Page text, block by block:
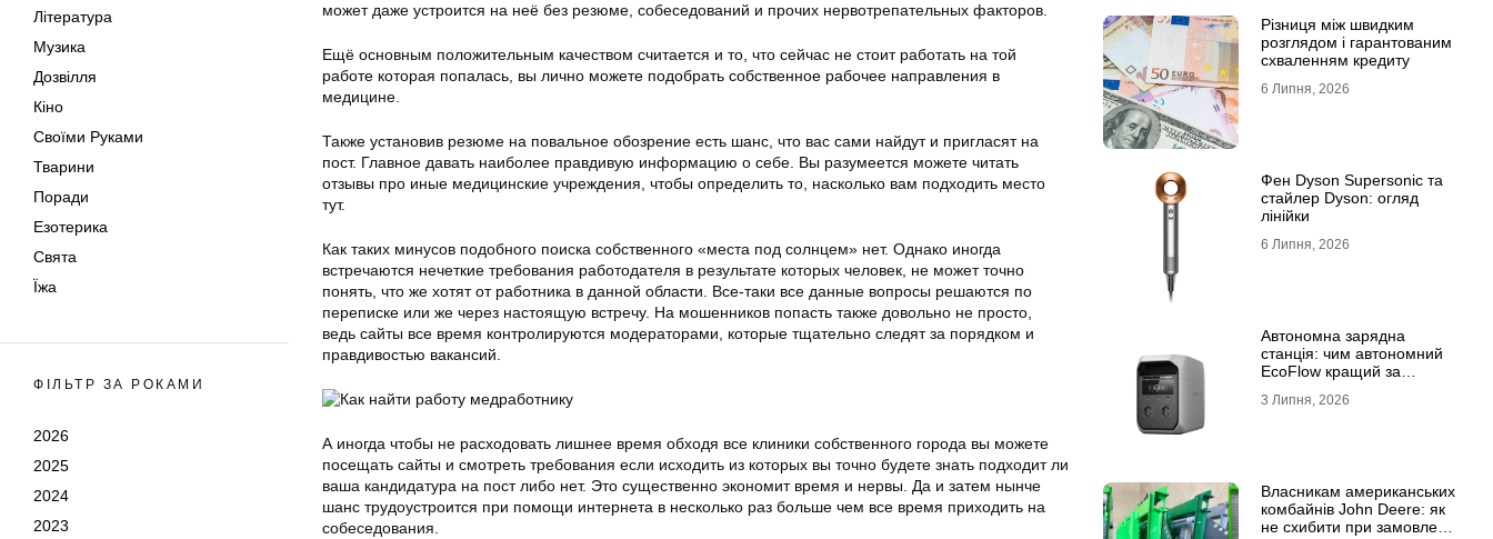
Література
Музика
Дозвілля
Кіно
Своїми Руками
Тварини
Поради
Езотерика
Свята
Їжа
ФІЛЬТР ЗА РОКАМИ
2026
2025
2024
2023
может даже устроится на неё без резюме, собеседований и прочих нервотрепательных факторов.
Ещё основным положительным качеством считается и то, что сейчас не стоит работать на той
работе которая попалась, вы лично можете подобрать собственное рабочее направления в
медицине.
Также установив резюме на повальное обозрение есть шанс, что вас сами найдут и пригласят на
пост. Главное давать наиболее правдивую информацию о себе. Вы разумеется можете читать
отзывы про иные медицинские учреждения, чтобы определить то, насколько вам подходить место
тут.
Как таких минусов подобного поиска собственного «места под солнцем» нет. Однако иногда
встречаются нечеткие требования работодателя в результате которых человек, не может точно
понять, что же хотят от работника в данной области. Все-таки все данные вопросы решаются по
переписке или же через настоящую встречу. На мошенников попасть также довольно не просто,
ведь сайты все время контролируются модераторами, которые тщательно следят за порядком и
правдивостью вакансий.
А иногда чтобы не расходовать лишнее время обходя все клиники собственного города вы можете
посещать сайты и смотреть требования если исходить из которых вы точно будете знать подходит ли
ваша кандидатура на пост либо нет. Это существенно экономит время и нервы. Да и затем нынче
шанс трудоустроится при помощи интернета в несколько раз больше чем все время приходить на
собеседования.
Різниця між швидким
розглядом і гарантованим
схваленням кредиту
6 Липня, 2026
Фен Dyson Supersonic та
стайлер Dyson: огляд
лінійки
6 Липня, 2026
Автономна зарядна
станція: чим автономний
EcoFlow кращий за
3 Липня, 2026
Власникам американських
комбайнів John Deere: як
не схибити при замовленні